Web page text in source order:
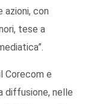
con
tese a
Corecom e
diffusione, nelle